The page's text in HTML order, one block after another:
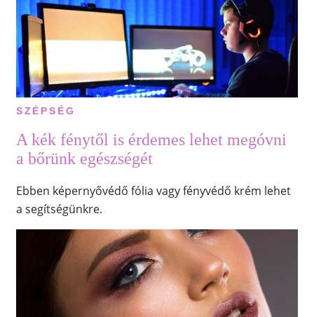
SZÉPSÉG
A kék fénytől is érdemes lehet megóvni
a bőrünk egészségét
Ebben képernyővédő fólia vagy fényvédő krém lehet
a segítségünkre.